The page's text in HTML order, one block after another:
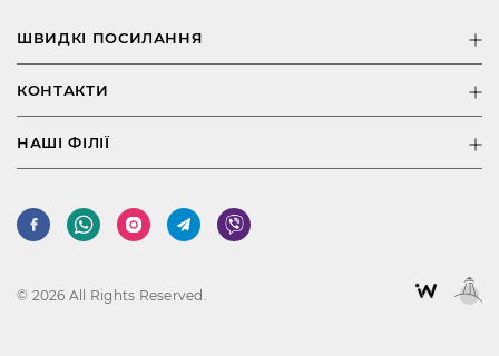
ШВИДКІ ПОСИЛАННЯ
КОНТАКТИ
НАШІ ФІЛІЇ
© 2026 All Rights Reserved.